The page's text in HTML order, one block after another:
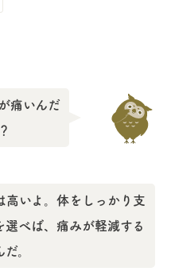
痛いんだ
高いよ。体をしっかり支
選べば、痛みが軽減する
。